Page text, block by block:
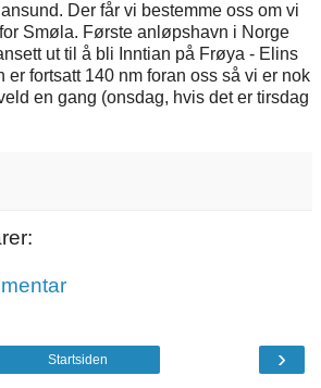
Der får vi bestemme oss om vi
Smøla. Første anløpshavn i Norge
ut til å bli Inntian på Frøya - Elins
er fortsatt 140 nm foran oss så vi er nok
en gang (onsdag, hvis det er tirsdag
›
Startsiden